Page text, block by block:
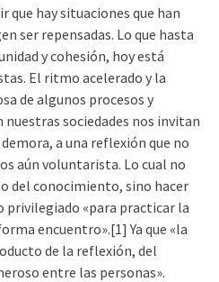
que hay situaciones que han
ser repensadas. Lo que hasta
y cohesión, hoy está
El ritmo acelerado y la
de algunos procesos y
nuestras sociedades nos invitan
a una reflexión que no
aún voluntarista. Lo cual no
del conocimiento, sino hacer
privilegiado «para practicar la
encuentro».[1] Ya que «la
de la reflexión, del
entre las personas».